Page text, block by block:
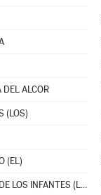
DEL ALCOR
(LOS)
(EL)
PUEBLA DE LOS INFANTES (LA)